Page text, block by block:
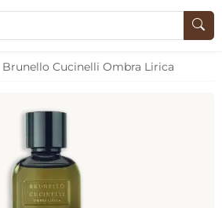
Brunello Cucinelli Ombra Lirica